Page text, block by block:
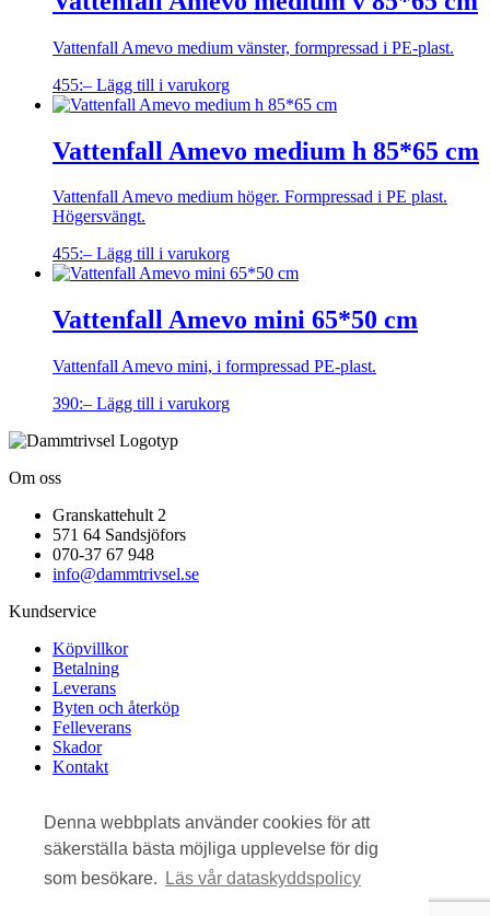
Denna webbplats använder cookies för att
säkerställa bästa möjliga upplevelse för dig
som besökare.
Läs vår dataskyddspolicy
Vattenfall Amevo medium vänster, formpressad i PE-plast.
455:– Lägg till i varukorg
Vattenfall Amevo medium h 85*65 cm
Vattenfall Amevo medium höger. Formpressad i PE plast.
Högersvängt.
455:– Lägg till i varukorg
Vattenfall Amevo mini 65*50 cm
Vattenfall Amevo mini, i formpressad PE-plast.
390:– Lägg till i varukorg
Om oss
Granskattehult 2
571 64 Sandsjöfors
070-37 67 948
info@dammtrivsel.se
Kundservice
Köpvillkor
Betalning
Leverans
Byten och återköp
Felleverans
Skador
Kontakt
Cookies
Feedback
Dataskyddspolicy